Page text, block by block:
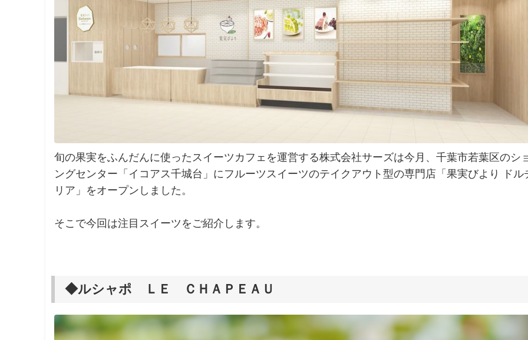
旬の果実をふんだんに使ったスイーツカフェを運営する株式会社サーズは今月、千葉市若葉区のシ
ングセンター「イコアス千城台」にフルーツスイーツのテイクアウト型の専門店「果実びより ドル
リア」をオープンしました。
そこで今回は注目スイーツをご紹介します。
◆ルシャポ ＬＥ ＣＨＡＰＥＡＵ